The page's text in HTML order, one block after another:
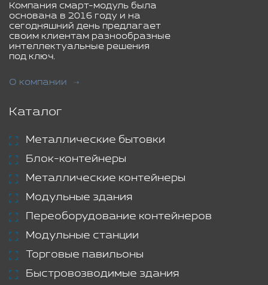
Компания смарт-модуль была
основана в 2016 году и на
сегодняшний день предлагает
своим клиентам разнообразные
интеллектуальные решения
под ключ.
О компании
Каталог
Металлические бытовки
Блок-контейнеры
Металлические контейнеры
Модульные здания
Переоборудование контейнеров
Модульные станции
Торговые павильоны
Быстровозводимые здания